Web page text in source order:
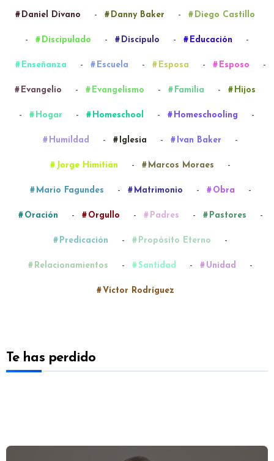
Daniel Divano - Danny Baker - Diego Castillo
- Discipulado - Discípulo - Educación -
Enseñanza - Escuela - Esposa - Esposo -
Evangelio - Evangelismo - Familia - Hijos
- Hogar - Homeschool - Homeschooling -
Humildad - Iglesia - Ivan Baker -
Jorge Himitián - Marcos Moraes -
Mario Fagundes - Matrimonio - Obra -
Oración - Orgullo - Padres - Pastores -
Predicación - Propósito Eterno -
Relacionamientos - Santidad - Unidad -
Víctor Rodríguez
Te has perdido